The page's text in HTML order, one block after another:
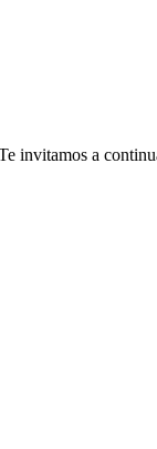
invitamos a